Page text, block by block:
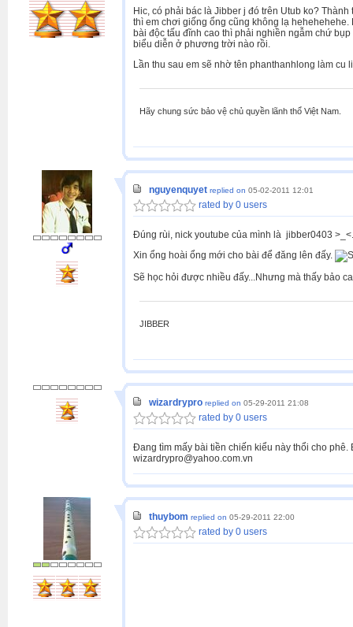
Hic, có phải bác là Jibber j đó trên Utub ko?
thì em chơi giống ổng cũng không lạ
bài độc tấu đĩnh cao thì phải nghiền ngẫm chứ
biểu diễn ở phương trời nào rồi.
Lần thu sau em sẽ nhờ tên phanthanhlong làm cu
Hãy chung sức bảo vệ chủ quyền lãnh thổ Việt Nam.
nguyenquyet replied on 05-02-2011 12:01
rated by 0 users
Đúng rùi, nick youtube của mình là jibber0403
Xin ổng hoài ổng mới cho bài để đăng lên đấy.
Sẽ học hỏi được nhiều đấy...Nhưng mà thấy bảo
JIBBER
wizardrypro replied on 05-29-2011 21:08
rated by 0 users
Đang tìm mấy bài tiền chiến kiểu này thổi cho
wizardrypro@yahoo.com.vn
thuybom replied on 05-29-2011 22:00
rated by 0 users